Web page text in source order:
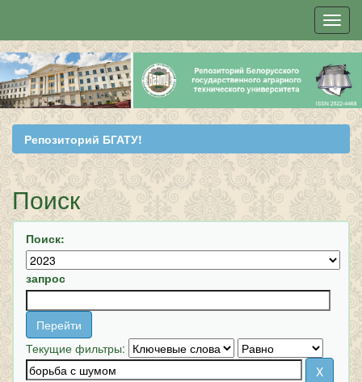
Skip
navigation
Репозиторий БГАТУ!
Поиск
Поиск:
запрос
Текущие фильтры: